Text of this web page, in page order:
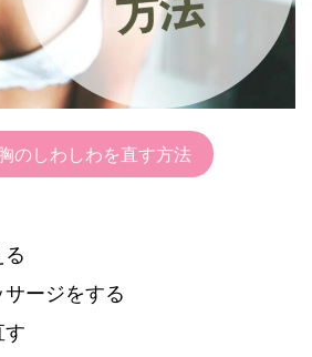
のしわしわを直す方法
ージをする
す